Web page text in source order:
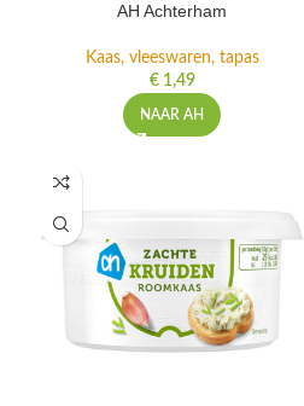
AH Achterham
Kaas, vleeswaren, tapas
€1,49
NAAR AH